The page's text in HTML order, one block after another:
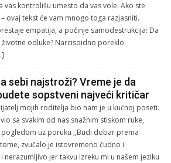
vas kontrolišu umesto da vas vole. Ako ste
ovaj tekst će vam mnogo toga razjasniti.
empatija, a počinje samodestrukcija: Da
odluke? Narcisoidno poreklo
sebi najstroži? Vreme je da
sopstveni najveći kritičar
mojih roditelja bio nam je u kućnoj poseti.
sa svakim od nas snažnim stiskom ruke,
uz poruku ,,Budi dobar prema
zvučalo je istovremeno čudno i
jer takvu izreku mi u našem jeziku